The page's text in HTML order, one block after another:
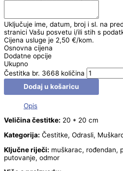
Uključuje ime, datum, broj i sl. na
stranici Vašu posvetu i/ili stih s
Cijena usluge je 2,50 €/kom.
Osnovna cijena
Dodatne opcije
Ukupno
Čestitka br. 3668 količina
Dodaj u košaricu
Opis
Veličina čestitke: 20 * 20 cm
Kategorija: Čestitke, Odrasli,
Ključne riječi: muškarac, rođendan,
putovanje, odmor